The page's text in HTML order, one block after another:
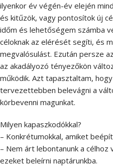
ilyenkor év végén-év elején
és kitűzök, vagy pontosítok új
időm és lehetőségem számba
céloknak az elérését segíti, és
megvalósulást. Ezután persze
az akadályozó tényezőkön
működik. Azt tapasztaltam,
tervezettebben belevágni a
körbevenni magunkat.
Milyen kapaszkodókkal?
– Konkrétumokkal, amiket
– Nem árt lebontanunk a
ezeket beleírni naptárunkba.